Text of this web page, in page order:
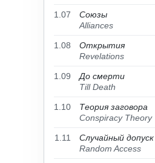
1.07
Союзы
Alliances
1.08
Открытия
Revelations
1.09
До смерти
Till Death
1.10
Теория заговора
Conspiracy Theory
1.11
Случайный допуск
Random Access